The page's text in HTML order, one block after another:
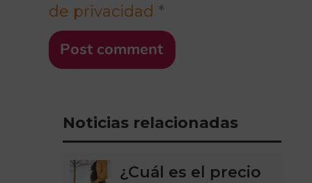
de privacidad *
Post comment
Noticias relacionadas
¿Cuál es el precio